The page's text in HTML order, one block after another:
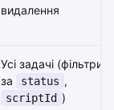
видалення
Усі задачі (фільтри
за
status ,
scriptId )